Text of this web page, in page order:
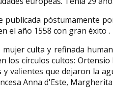
publicada póstumamente
el año 1558 con gran éxito .
mujer culta y refinada
los círculos cultos:
y valientes que dejaron la
Anna d'Este,